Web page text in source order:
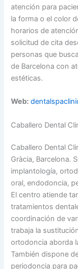
atención para
la forma o el color
horarios de
solicitud de cita
personas que
de Barcelona con
estéticas.
Web:
Caballero Dental
Caballero Dental
Gràcia, Barcelona.
implantología,
oral, endodoncia,
El centro atiende
tratamientos
coordinación de
trabaja la
ortodoncia aborda
También dispone
periodoncia para